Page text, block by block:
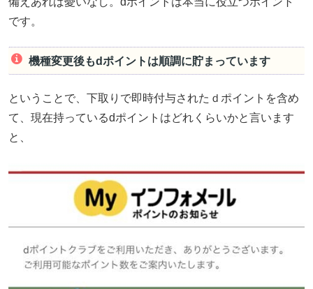
です。
機種変更後もdポイントは順調に貯まっています
ということで、下取りで即時付与されたｄポイントを含め
て、現在持っているdポイントはどれくらいかと言います
と、